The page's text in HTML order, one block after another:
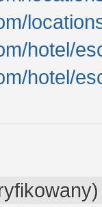
hotel/
hotel/